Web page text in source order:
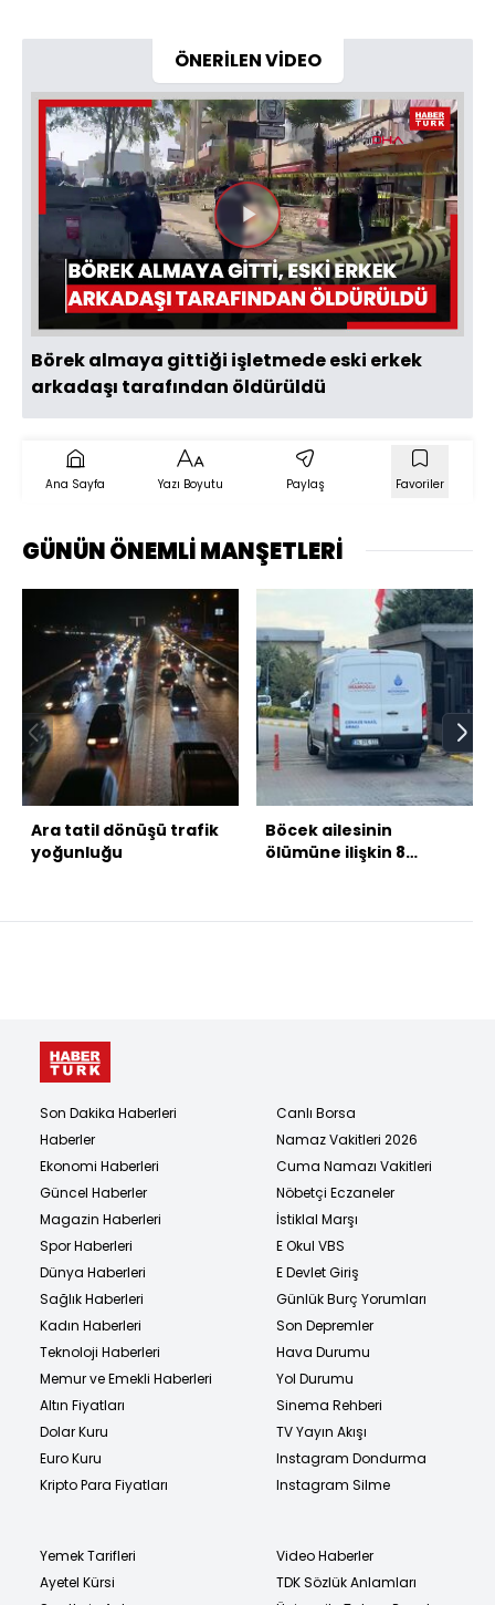
ÖNERİLEN VİDEO
Videoyu
Oynat
Börek almaya gittiği işletmede eski erkek
arkadaşı tarafından öldürüldü
Ana Sayfa Yazı Boyutu Paylaş Favoriler
GÜNÜN ÖNEMLİ MANŞETLERİ
Ara tatil dönüşü trafik
yoğunluğu
Böcek ailesinin
ölümüne ilişkin 8
Son Dakika Haberleri
Haberler
Ekonomi Haberleri
Güncel Haberler
Magazin Haberleri
Spor Haberleri
Dünya Haberleri
Sağlık Haberleri
Kadın Haberleri
Teknoloji Haberleri
Memur ve Emekli Haberleri
Altın Fiyatları
Dolar Kuru
Euro Kuru
Kripto Para Fiyatları
Canlı Borsa
Namaz Vakitleri 2026
Cuma Namazı Vakitleri
Nöbetçi Eczaneler
İstiklal Marşı
E Okul VBS
E Devlet Giriş
Günlük Burç Yorumları
Son Depremler
Hava Durumu
Yol Durumu
Sinema Rehberi
TV Yayın Akışı
Instagram Dondurma
Instagram Silme
Yemek Tarifleri
Ayetel Kürsi
Video Haberler
TDK Sözlük Anlamları